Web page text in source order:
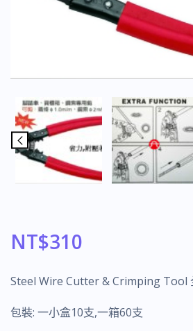
NT$310
Steel Wire Cutter & Crimping Tool
包裝: 一小盒10支,一箱60支